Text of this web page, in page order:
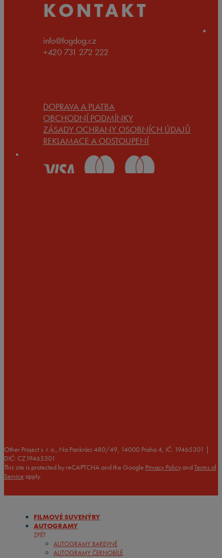
KONTAKT
info@fogdog.cz
+420 731 272 222
DOPRAVA A PLATBA
OBCHODNÍ PODMÍNKY
ZÁSADY OCHRANY OSOBNÍCH ÚDAJŮ
REKLAMACE A ODSTOUPENÍ
Other Project s. r. o., Na Pankráci 480/49, 14000 Praha 4, IČ: 19465301 |
DIČ: CZ19465301
This site is protected by reCAPTCHA and the Google Privacy PolicyandTerms of
Service apply.
FILMOVÉ SUVENÝRY
AUTOGRAMY
ZPĚT
AUTOGRAMY BAREVNÉ
AUTOGRAMY ČERNOBÍLÉ